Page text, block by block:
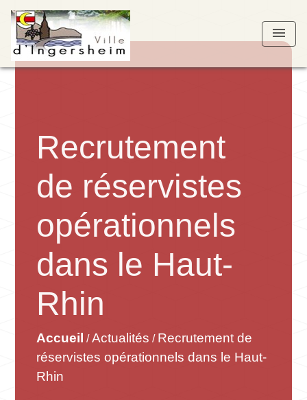
menu
Recrutement
de réservistes
opérationnels
dans le Haut-
Rhin
Accueil /Actualités / Recrutement de
réservistes opérationnels dans le Haut-
Rhin